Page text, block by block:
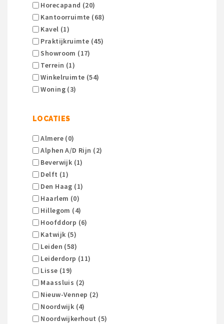
Horecapand (20)
Kantoorruimte (68)
Kavel (1)
Praktijkruimte (45)
Showroom (17)
Terrein (1)
Winkelruimte (54)
Woning (3)
LOCATIES
Almere (0)
Alphen A/d Rijn (2)
Beverwijk (1)
Delft (1)
Den Haag (1)
Haarlem (0)
Hillegom (4)
Hoofddorp (6)
Katwijk (5)
Leiden (58)
Leiderdorp (11)
Lisse (19)
Maassluis (2)
Nieuw-Vennep (2)
Noordwijk (4)
Noordwijkerhout (5)